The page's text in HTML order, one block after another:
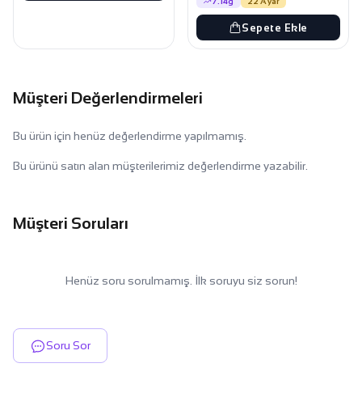
Sepete Ekle
Müşteri Değerlendirmeleri
Bu ürün için henüz değerlendirme yapılmamış.
Bu ürünü satın alan müşterilerimiz değerlendirme yazabilir.
Müşteri Soruları
Henüz soru sorulmamış. İlk soruyu siz sorun!
Soru Sor